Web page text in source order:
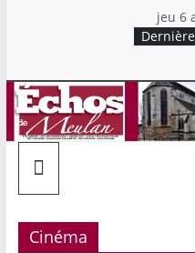
jeu 6
Echos
de
Meulan
Mensuel
Cinéma